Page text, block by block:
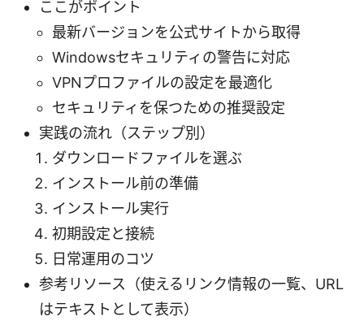
ここがポイント
最新バージョンを公式サイトから取得
Windowsセキュリティの警告に対応
VPNプロファイルの設定を最適化
セキュリティを保つための推奨設定
実践の流れ（ステップ別）
ダウンロードファイルを選ぶ
インストール前の準備
インストール実行
初期設定と接続
日常運用のコツ
参考リソース（使えるリンク情報の一覧、URL
はテキストとして表示）